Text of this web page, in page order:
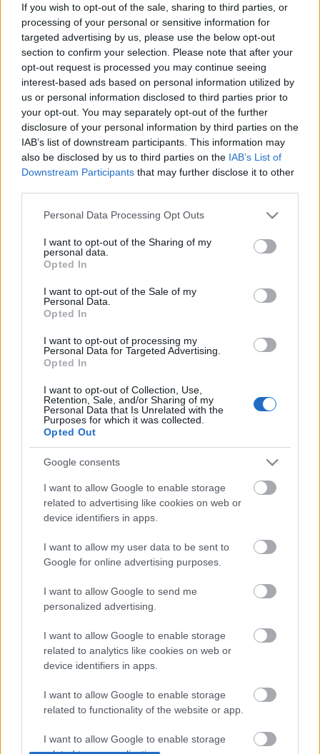
If you wish to opt-out of the sale, sharing to third parties, or
processing of your personal or sensitive information for
targeted advertising by us, please use the below opt-out
section to confirm your selection. Please note that after your
opt-out request is processed you may continue seeing
interest-based ads based on personal information utilized by
us or personal information disclosed to third parties prior to
your opt-out. You may separately opt-out of the further
disclosure of your personal information by third parties on the
IAB’s list of downstream participants. This information may
also be disclosed by us to third parties on the IAB’s List of
Downstream Participants that may further disclose it to other
Please note that this website/app uses one or more Google
not limited to your visit or usage behaviour. You may click to
grant or deny consent to Google and its third-party tags to
use your data for below specified purposes in below Google
consent section.
Personal Data Processing Opt Outs
I want to opt-out of the Sharing of my
personal data.
Opted In
I want to opt-out of the Sale of my
Personal Data.
Opted In
I want to opt-out of processing my
Personal Data for Targeted Advertising.
Opted In
I want to opt-out of Collection, Use,
Retention, Sale, and/or Sharing of my
Personal Data that Is Unrelated with the
Purposes for which it was collected.
Opted Out
Google consents
I want to allow Google to enable storage
related to advertising like cookies on web or
device identifiers in apps.
I want to allow my user data to be sent to
Google for online advertising purposes.
I want to allow Google to send me
personalized advertising.
I want to allow Google to enable storage
related to analytics like cookies on web or
device identifiers in apps.
I want to allow Google to enable storage
related to functionality of the website or app.
I want to allow Google to enable storage
belül a mély basszus és klub zenei karakterrel bíró
feszes dobok formájában jelenik meg. E komor
hangzásvilág társul Дeva nyugtató és elvarázsoló
vokáljával. Дeva számára nem új a duó zenéje,
hosszú évek óta kreálnak együtt zenét a közös
fellépéseik mellett. A szám tartalmazza Labek &
Chrobák jellemző vonásait: letisztult gitárhangzás,
pulzáló ritmusok és a törzsi perkusszív elemek. A
Senkisem egy párhuzamot állít a hallgató elé: a
komor, sötét elemek és az ártatlanság találkozását.
Február 24-én jön az első EP-jük, amely
készült.Aznap pedig élőben is eljátsszák az új
anyagotKerala Dusttársaságában az
Akvárium
Labek & Chrobak a Facebookon.
A cikk megjelenését a
keretében
Címkék: premier deva dalpremier move gently records
and chrobak